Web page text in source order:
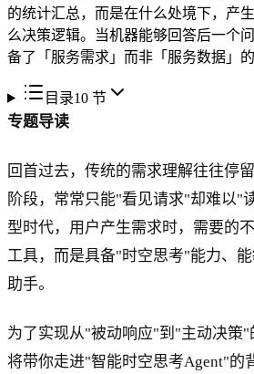
的统计汇总，而是在什么处境下，产
么决策逻辑。当机器能够回答后一个
备了「服务需求」而非「服务数据」的
目录10节
专题导读
回首过去，传统的需求理解往往停
阶段，常常只能"看见请求"却难以"
型时代，用户产生需求时，需要的
工具，而是具备"时空思考"能力、
助手。
为了实现从"被动响应"到"主动决策
将带你走进"智能时空思考Agent"的